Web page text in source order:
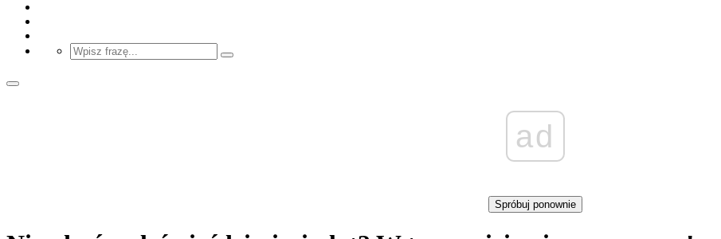
ad
Spróbuj ponownie